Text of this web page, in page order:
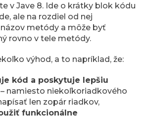
v Jave 8. Ide o krátky blok kódu
ale na rozdiel od nej
metódy a môže byť
rovno v tele metódy.
výhod, a to napríklad, že:
kód a poskytuje lepšiu
– namiesto niekoľkoriadkového
len zopár riadkov,
funkcionálne